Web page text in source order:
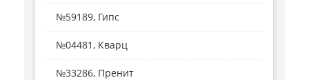
№59189, Гипс
№04481, Кварц
№33286, Пренит